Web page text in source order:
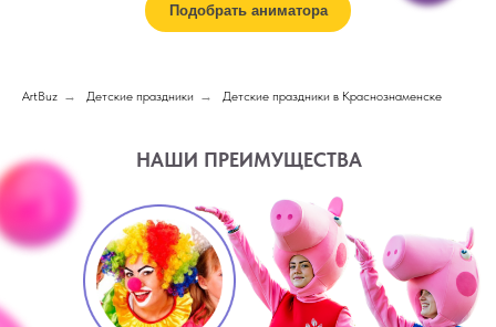
Подобрать аниматора
ArtBuz → Детские праздники → Детские праздники в Краснознаменске
НАШИ ПРЕИМУЩЕСТВА